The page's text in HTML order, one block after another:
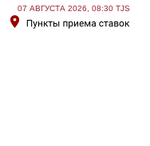
07 АВГУСТА 2026, 08:30 TJS